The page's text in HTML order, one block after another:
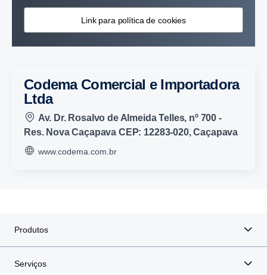
Link para política de cookies
Codema Comercial e Importadora
Ltda
Av. Dr. Rosalvo de Almeida Telles, nº 700 -
Res. Nova Caçapava CEP: 12283-020, Caçapava
www.codema.com.br
Produtos
Serviços